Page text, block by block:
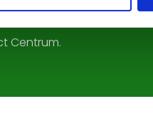
Centrum.